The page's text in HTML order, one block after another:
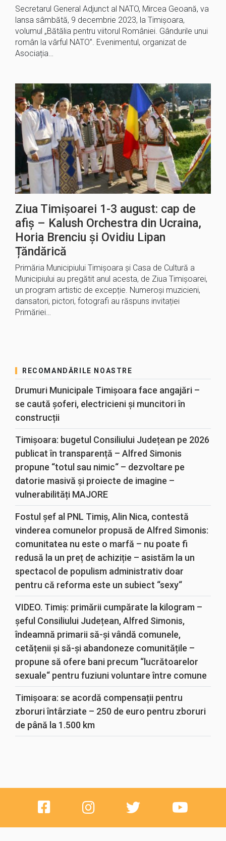
Secretarul General Adjunct al NATO, Mircea Geoană, va
lansa sâmbătă, 9 decembrie 2023, la Timișoara,
volumul „Bătălia pentru viitorul României. Gândurile unui
român la vârful NATO”. Evenimentul, organizat de
Asociația…
Ziua Timișoarei 1-3 august: cap de
afiș – Kalush Orchestra din Ucraina,
Horia Brenciu și Ovidiu Lipan
Țăndărică
Primăria Municipiului Timișoara și Casa de Cultură a
Municipiului au pregătit anul acesta, de Ziua Timișoarei,
un program artistic de excepție. Numeroși muzicieni,
dansatori, pictori, fotografi au răspuns invitației
Primăriei…
RECOMANDĂRILE NOASTRE
Drumuri Municipale Timișoara face angajări –
se caută șoferi, electricieni și muncitori în
construcții
Timișoara: bugetul Consiliului Județean pe 2026
publicat în transparență – Alfred Simonis
propune “totul sau nimic“ – dezvoltare pe
datorie masivă și proiecte de imagine –
vulnerabilități MAJORE
Fostul șef al PNL Timiș, Alin Nica, contestă
vinderea comunelor propusă de Alfred Simonis:
comunitatea nu este o marfă – nu poate fi
redusă la un preț de achiziție – asistăm la un
spectacol de populism administrativ doar
pentru că reforma este un subiect “sexy“
VIDEO. Timiș: primării cumpărate la kilogram –
șeful Consiliului Județean, Alfred Simonis,
îndeamnă primarii să-și vândă comunele,
cetățenii și să-și abandoneze comunitățile –
propune să ofere bani precum “lucrătoarelor
sexuale“ pentru fuziuni voluntare între comune
Timișoara: se acordă compensații pentru
zboruri întârziate – 250 de euro pentru zboruri
de până la 1.500 km